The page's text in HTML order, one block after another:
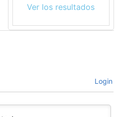
Ver los resultados
Login